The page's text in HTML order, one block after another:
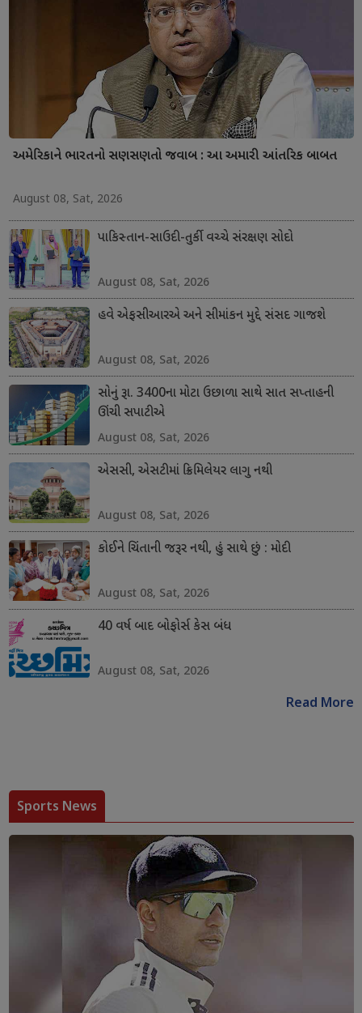
અમેરિકાને ભારતનો સણસણતો જવાબ : આ અમારી આંતરિક બાબત
August 08, Sat, 2026
પાકિસ્તાન-સાઉદી-તુર્કી વચ્ચે સંરક્ષણ સોદો
August 08, Sat, 2026
હવે એફસીઆરએ અને સીમાંકન મુદ્દે સંસદ ગાજશે
August 08, Sat, 2026
સોનું રૂા. 3400ના મોટા ઉછાળા સાથે સાત સપ્તાહની
ઊંચી સપાટીએ
August 08, Sat, 2026
એસસી, એસટીમાં ક્રિમિલેયર લાગુ નથી
August 08, Sat, 2026
કોઈને ચિંતાની જરૂર નથી, હું સાથે છું : મોદી
August 08, Sat, 2026
40 વર્ષ બાદ બોફોર્સ કેસ બંધ
August 08, Sat, 2026
Read More
Sports News